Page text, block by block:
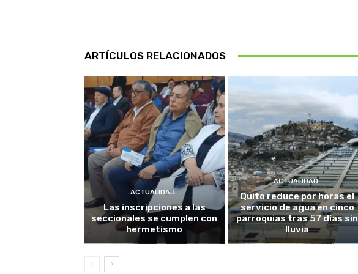
ARTÍCULOS RELACIONADOS
ACTUALIDAD
Las inscripciones a las
seccionales se cumplen con
hermetismo
ACTUALIDAD
Quito reduce por horas el
servicio de agua en cinco
parroquias tras 57 días sin
lluvia